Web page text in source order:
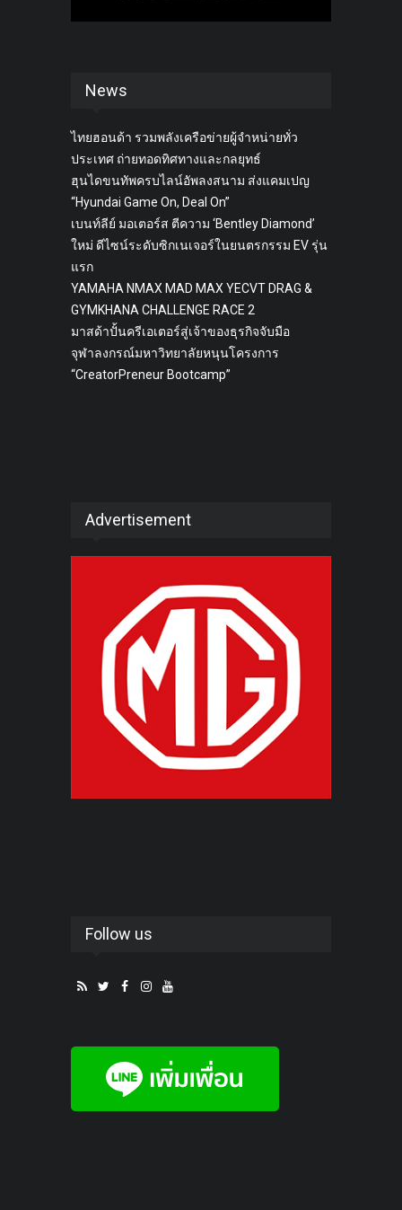
News
ไทยฮอนด้า รวมพลังเครือข่ายผู้จำหน่ายทั่ว
ประเทศ ถ่ายทอดทิศทางและกลยุทธ์
ฮุนไดขนทัพครบไลน์อัพลงสนาม ส่งแคมเปญ
“Hyundai Game On, Deal On”
เบนท์ลีย์ มอเตอร์ส ตีความ ‘Bentley Diamond’
ใหม่ ดีไซน์ระดับซิกเนเจอร์ในยนตรกรรม EV รุ่น
แรก
YAMAHA NMAX MAD MAX YECVT DRAG &
GYMKHANA CHALLENGE RACE 2
มาสด้าปั้นครีเอเตอร์สู่เจ้าของธุรกิจจับมือ
จุฬาลงกรณ์มหาวิทยาลัยหนุนโครงการ
“CreatorPreneur Bootcamp”
Advertisement
Follow us